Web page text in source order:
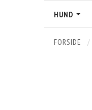
HUND
FORSIDE